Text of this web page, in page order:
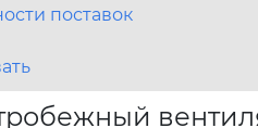
поставок